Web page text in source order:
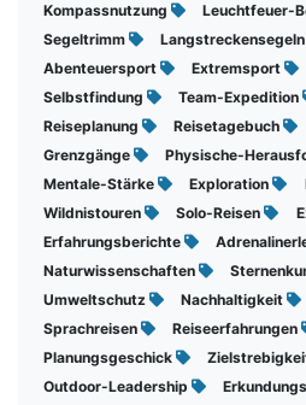
Kompassnutzung
Leuchtfeuer-
Segeltrimm
Abenteuersport
Extremsport
Selbstfindung
Team-Expedition
Reiseplanung
Reisetagebuch
Grenzgänge
Physische-
Mentale-Stärke
Exploration
Wildnistouren
Solo-Reisen
Erfahrungsberichte
Naturwissenschaften
Umweltschutz
Nachhaltigkeit
Sprachreisen
Reiseerfahrungen
Planungsgeschick
Outdoor-Leadership